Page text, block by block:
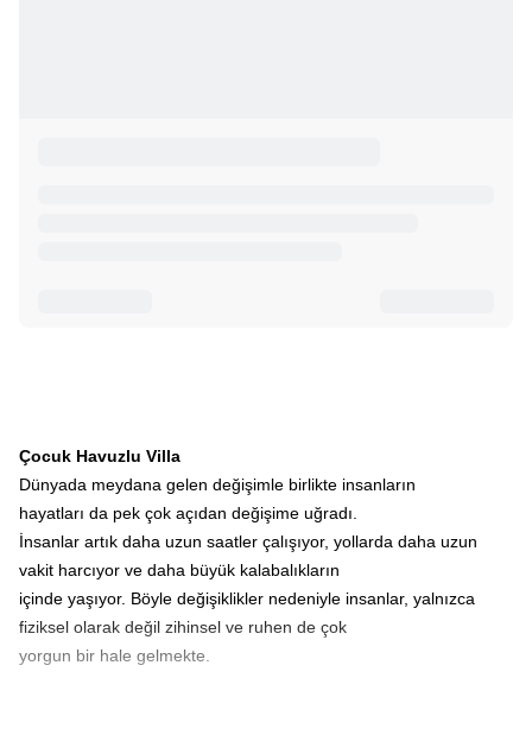
Çocuk Havuzlu Villa
Dünyada meydana gelen değişimle birlikte insanların
hayatları da pek çok açıdan değişime uğradı.
İnsanlar artık daha uzun saatler çalışıyor, yollarda daha uzun
vakit harcıyor ve daha büyük kalabalıkların
içinde yaşıyor. Böyle değişiklikler nedeniyle insanlar, yalnızca
fiziksel olarak değil zihinsel ve ruhen de çok
yorgun bir hale gelmekte.